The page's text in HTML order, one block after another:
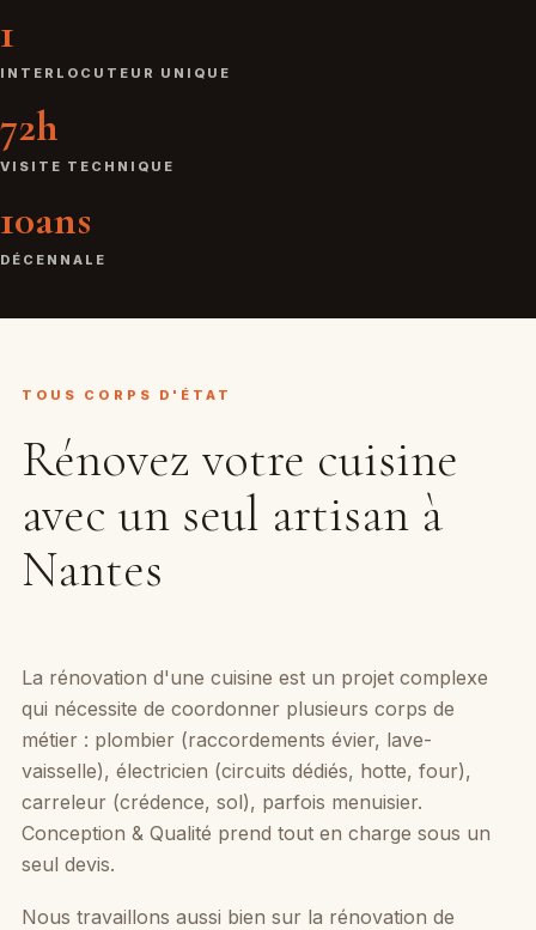
1
INTERLOCUTEUR UNIQUE
72h
VISITE TECHNIQUE
10ans
DÉCENNALE
TOUS CORPS D'ÉTAT
Rénovez votre cuisine
avec un seul artisan à
Nantes
La rénovation d'une cuisine est un projet complexe
qui nécessite de coordonner plusieurs corps de
métier : plombier (raccordements évier, lave-
vaisselle), électricien (circuits dédiés, hotte, four),
carreleur (crédence, sol), parfois menuisier.
Conception & Qualité prend tout en charge sous un
seul devis.
Nous travaillons aussi bien sur la rénovation de